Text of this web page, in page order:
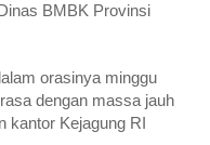
BMBK Provinsi
orasinya minggu
dengan massa jauh
kantor Kejagung RI